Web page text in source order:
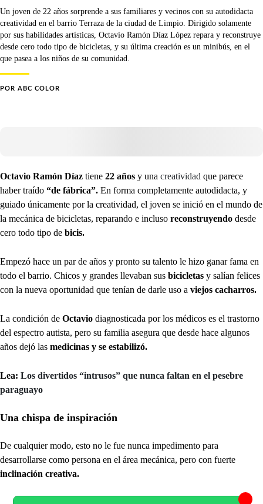
Un joven de 22 años sorprende a sus familiares y vecinos con su autodidacta
creatividad en el barrio Terraza de la ciudad de Limpio. Dirigido solamente
por sus habilidades artísticas, Octavio Ramón Díaz López repara y reconstruye
desde cero todo tipo de bicicletas, y su última creación es un minibús, en el
que pasea a los niños de su comunidad.
POR ABC COLOR
Octavio Ramón Díaz tiene 22 años y una creatividad que parece
haber traído “de fábrica”. En forma completamente autodidacta, y
guiado únicamente por la creatividad, el joven se inició en el mundo de
la mecánica de bicicletas, reparando e incluso reconstruyendo desde
cero todo tipo de bicis.
Empezó hace un par de años y pronto su talento le hizo ganar fama en
todo el barrio. Chicos y grandes llevaban sus bicicletas y salían felices
con la nueva oportunidad que tenían de darle uso a viejos cacharros.
La condición de Octavio diagnosticada por los médicos es el trastorno
del espectro autista, pero su familia asegura que desde hace algunos
años dejó las medicinas y se estabilizó.
Lea: Los divertidos “intrusos” que nunca faltan en el pesebre
paraguayo
Una chispa de inspiración
De cualquier modo, esto no le fue nunca impedimento para
desarrollarse como persona en el área mecánica, pero con fuerte
inclinación creativa.